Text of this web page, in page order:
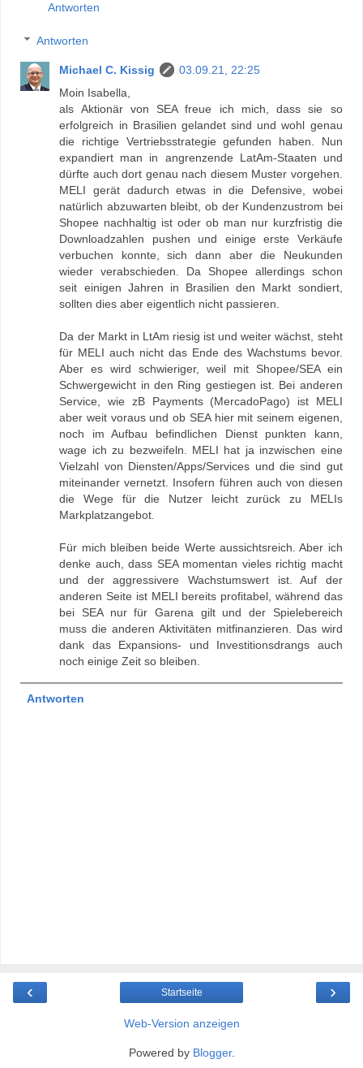
Antworten
Antworten
Michael C. Kissig
03.09.21, 22:25
Moin Isabella,
als Aktionär von SEA freue ich mich, dass sie so
erfolgreich in Brasilien gelandet sind und wohl genau
die richtige Vertriebsstrategie gefunden haben. Nun
expandiert man in angrenzende LatAm-Staaten und
dürfte auch dort genau nach diesem Muster vorgehen.
MELI gerät dadurch etwas in die Defensive, wobei
natürlich abzuwarten bleibt, ob der Kundenzustrom bei
Shopee nachhaltig ist oder ob man nur kurzfristig die
Downloadzahlen pushen und einige erste Verkäufe
verbuchen konnte, sich dann aber die Neukunden
wieder verabschieden. Da Shopee allerdings schon
seit einigen Jahren in Brasilien den Markt sondiert,
sollten dies aber eigentlich nicht passieren.
Da der Markt in LtAm riesig ist und weiter wächst, steht
für MELI auch nicht das Ende des Wachstums bevor.
Aber es wird schwieriger, weil mit Shopee/SEA ein
Schwergewicht in den Ring gestiegen ist. Bei anderen
Service, wie zB Payments (MercadoPago) ist MELI
aber weit voraus und ob SEA hier mit seinem eigenen,
noch im Aufbau befindlichen Dienst punkten kann,
wage ich zu bezweifeln. MELI hat ja inzwischen eine
Vielzahl von Diensten/Apps/Services und die sind gut
miteinander vernetzt. Insofern führen auch von diesen
die Wege für die Nutzer leicht zurück zu MELIs
Markplatzangebot.
Für mich bleiben beide Werte aussichtsreich. Aber ich
denke auch, dass SEA momentan vieles richtig macht
und der aggressivere Wachstumswert ist. Auf der
anderen Seite ist MELI bereits profitabel, während das
bei SEA nur für Garena gilt und der Spielebereich
muss die anderen Aktivitäten mitfinanzieren. Das wird
dank das Expansions- und Investitionsdrangs auch
noch einige Zeit so bleiben.
Antworten
‹ ›
Startseite
Web-Version anzeigen
Powered by Blogger.